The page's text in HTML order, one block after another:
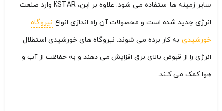
سایر زمینه ها استفاده می شود. علاوه بر این، KSTAR وارد صنعت
انرژی جدید شده است و محصولات آن راه اندازی انواع نیروگاه
خورشیدی به کار برده می شوند. نیروگاه های خورشیدی استقلال
انرژی را از قبوض بالای برق افزایش می دهند و به حفاظت از آب و
هوا کمک می کنند.